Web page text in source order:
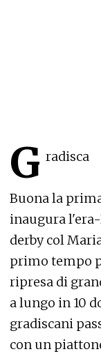
G radisca
Buona la
inaugura
derby col
primo tempo
ripresa di
a lungo in 10
gradiscani
con un